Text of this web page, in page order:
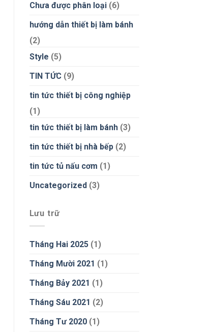
Chưa được phân loại(6)
hướng dẫn thiết bị làm bánh
(2)
Style (5)
TIN TỨC(9)
tin tức thiết bị công nghiệp
(1)
tin tức thiết bị làm bánh(3)
tin tức thiết bị nhà bếp(2)
tin tức tủ nấu cơm (1)
Uncategorized (3)
Lưu trữ
Tháng Hai 2025(1)
Tháng Mười 2021 (1)
Tháng Bảy 2021 (1)
Tháng Sáu 2021 (2)
Tháng Tư 2020(1)